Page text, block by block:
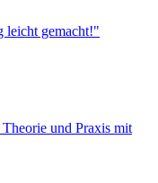
leicht gemacht!"
und Praxis mit